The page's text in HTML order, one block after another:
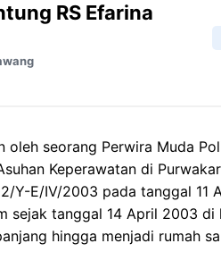
RS Efarina
oleh seorang Perwira Muda
Keperawatan di
Y-E/IV/2003 pada tanggal 11
sejak tanggal 14 April 2003 di
hingga menjadi rumah